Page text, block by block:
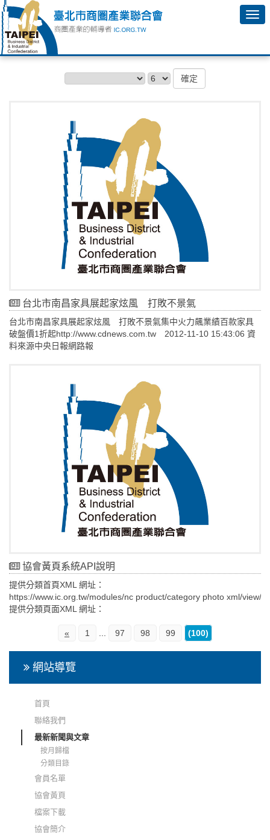
台北市南昌家具展起家炫風 打敗不景氣
台北市南昌家具展起家炫風 打敗不景氣集中火力飆業績百款家具
破盤價1折起http://www.cdnews.com.tw 2012-11-10 15:43:06 資
料來源中央日報網路報
協會黃頁系統API說明
提供分類首頁XML 網址：
https://www.ic.org.tw/modules/nc product/category photo xml/view/0
提供分類頁面XML 網址：
變數： 分頁：offset 類別：type 帳號過濾：uid XML內容： 分類名
https://www.ic.org.tw/modules/nc product/product xml/view/(n) 變
(html) 黃頁長敘述(html) 黃頁主相片網址 黃頁主相片名稱 黃頁規格
說明(html) 黃頁相片網址(Array) 黃頁相片名稱(Array) 上架日期 修
改日期 黃頁權重 提供串接解析範例
« 1 97 98 99 (100)
網站導覽
首頁
聯絡我們
最新新聞與文章
按月歸檔
分類目錄
會員名單
協會黃頁
檔案下載
協會簡介